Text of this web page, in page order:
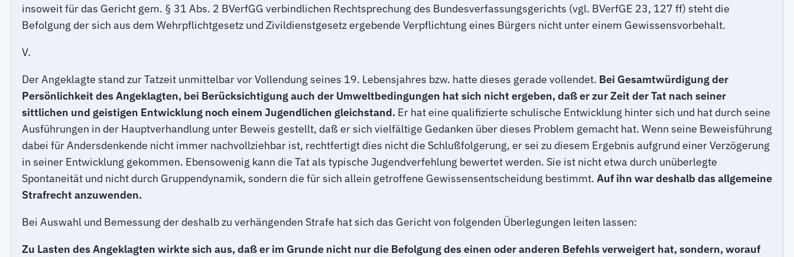
insoweit für das Gericht gem. § 31 Abs. 2 BVerfGG verbindlichen Rechtsprechung des Bundesverfassungsgerichts (vgl. BVerfGE 23, 127 ff) steht die
Befolgung der sich aus dem Wehrpflichtgesetz und Zivildienstgesetz ergebende Verpflichtung eines Bürgers nicht unter einem Gewissensvorbehalt.
V.
Der Angeklagte stand zur Tatzeit unmittelbar vor Vollendung seines 19. Lebensjahres bzw. hatte dieses gerade vollendet. Bei Gesamtwürdigung der
Persönlichkeit des Angeklagten, bei Berücksichtigung auch der Umweltbedingungen hat sich nicht ergeben, daß er zur Zeit der Tat nach seiner
sittlichen und geistigen Entwicklung noch einem Jugendlichen gleichstand. Er hat eine qualifizierte schulische Entwicklung hinter sich und hat durch seine
Ausführungen in der Hauptverhandlung unter Beweis gestellt, daß er sich vielfältige Gedanken über dieses Problem gemacht hat. Wenn seine Beweisführung
dabei für Andersdenkende nicht immer nachvollziehbar ist, rechtfertigt dies nicht die Schlußfolgerung, er sei zu diesem Ergebnis aufgrund einer Verzögerung
in seiner Entwicklung gekommen. Ebensowenig kann die Tat als typische Jugendverfehlung bewertet werden. Sie ist nicht etwa durch unüberlegte
Spontaneität und nicht durch Gruppendynamik, sondern die für sich allein getroffene Gewissensentscheidung bestimmt. Auf ihn war deshalb das allgemeine
Strafrecht anzuwenden.
Bei Auswahl und Bemessung der deshalb zu verhängenden Strafe hat sich das Gericht von folgenden Überlegungen leiten lassen:
Zu Lasten des Angeklagten wirkte sich aus, daß er im Grunde nicht nur die Befolgung des einen oder anderen Befehls verweigert hat, sondern, worauf